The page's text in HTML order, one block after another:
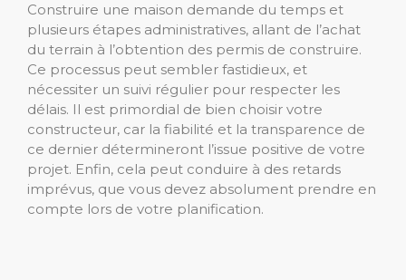
Construire une maison demande du temps et
plusieurs étapes administratives, allant de l’achat
du terrain à l’obtention des permis de construire.
Ce processus peut sembler fastidieux, et
nécessiter un suivi régulier pour respecter les
délais. Il est primordial de bien choisir votre
constructeur, car la fiabilité et la transparence de
ce dernier détermineront l’issue positive de votre
projet. Enfin, cela peut conduire à des retards
imprévus, que vous devez absolument prendre en
compte lors de votre planification.